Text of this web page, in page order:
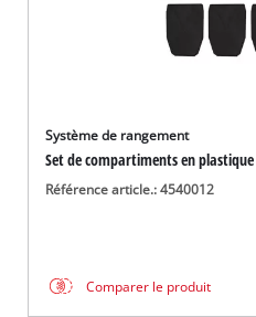
Système de rangement
Set de compartiments en plastique
Référence article.: 4540012
Comparer le produit